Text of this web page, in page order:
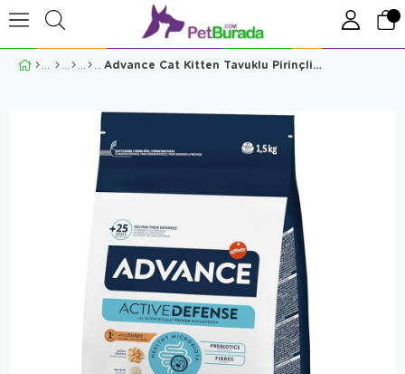
Advance Cat Kitten Tavuklu Pirinçli Yavru Kedi Maması 1,5 Kg